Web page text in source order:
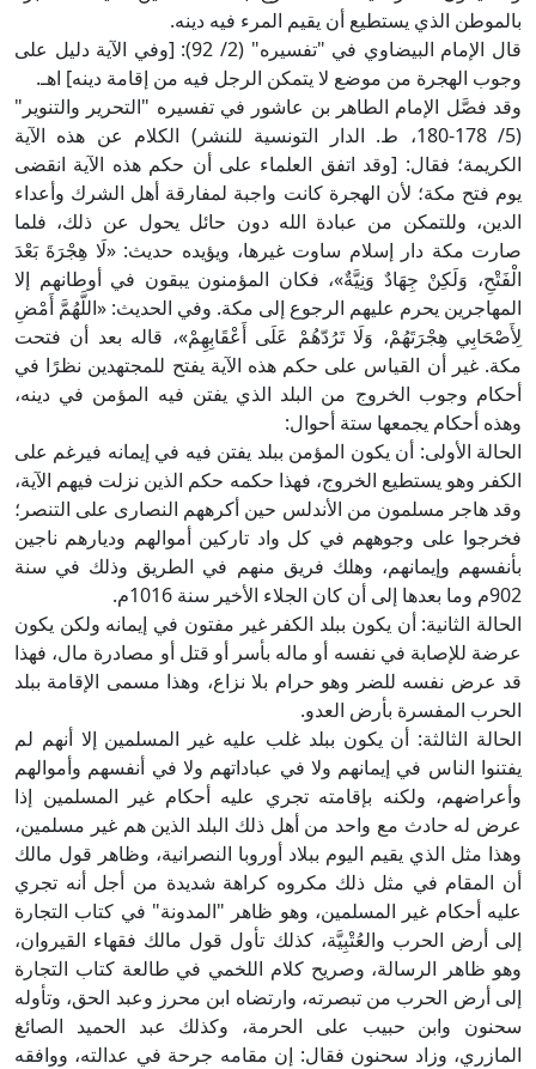
بالموطن الذي يستطيع أن يقيم المرء فيه دينه.
قال الإمام البيضاوي في "تفسيره" (2/ 92): [وفي الآية دليل على
وجوب الهجرة من موضع لا يتمكن الرجل فيه من إقامة دينه] اهـ.
وقد فصَّل الإمام الطاهر بن عاشور في تفسيره "التحرير والتنوير"
(5/ 178-180، ط. الدار التونسية للنشر) الكلام عن هذه الآية
الكريمة؛ فقال: [وقد اتفق العلماء على أن حكم هذه الآية انقضى
يوم فتح مكة؛ لأن الهجرة كانت واجبة لمفارقة أهل الشرك وأعداء
الدين، وللتمكن من عبادة الله دون حائل يحول عن ذلك، فلما
صارت مكة دار إسلام ساوت غيرها، ويؤيده حديث: «لَا هِجْرَةَ بَعْدَ
الْفَتْحِ، وَلَكِنْ جِهَادٌ وَنِيَّةٌ»، فكان المؤمنون يبقون في أوطانهم إلا
المهاجرين يحرم عليهم الرجوع إلى مكة. وفي الحديث: «اللَّهُمَّ أَمْضِ
لِأَصْحَابِي هِجْرَتَهُمْ، وَلَا تَرُدّهُمْ عَلَى أَعْقَابِهِمْ»، قاله بعد أن فتحت
مكة. غير أن القياس على حكم هذه الآية يفتح للمجتهدين نظرًا في
أحكام وجوب الخروج من البلد الذي يفتن فيه المؤمن في دينه،
وهذه أحكام يجمعها ستة أحوال:
الحالة الأولى: أن يكون المؤمن ببلد يفتن فيه في إيمانه فيرغم على
الكفر وهو يستطيع الخروج، فهذا حكمه حكم الذين نزلت فيهم الآية،
وقد هاجر مسلمون من الأندلس حين أكرههم النصارى على التنصر؛
فخرجوا على وجوههم في كل واد تاركين أموالهم وديارهم ناجين
بأنفسهم وإيمانهم، وهلك فريق منهم في الطريق وذلك في سنة
902م وما بعدها إلى أن كان الجلاء الأخير سنة 1016م.
الحالة الثانية: أن يكون ببلد الكفر غير مفتون في إيمانه ولكن يكون
عرضة للإصابة في نفسه أو ماله بأسر أو قتل أو مصادرة مال، فهذا
قد عرض نفسه للضر وهو حرام بلا نزاع، وهذا مسمى الإقامة ببلد
الحرب المفسرة بأرض العدو.
الحالة الثالثة: أن يكون ببلد غلب عليه غير المسلمين إلا أنهم لم
يفتنوا الناس في إيمانهم ولا في عباداتهم ولا في أنفسهم وأموالهم
وأعراضهم، ولكنه بإقامته تجري عليه أحكام غير المسلمين إذا
عرض له حادث مع واحد من أهل ذلك البلد الذين هم غير مسلمين،
وهذا مثل الذي يقيم اليوم ببلاد أوروبا النصرانية، وظاهر قول مالك
أن المقام في مثل ذلك مكروه كراهة شديدة من أجل أنه تجري
عليه أحكام غير المسلمين، وهو ظاهر "المدونة" في كتاب التجارة
إلى أرض الحرب والعُتْبِيَّة، كذلك تأول قول مالك فقهاء القيروان،
وهو ظاهر الرسالة، وصريح كلام اللخمي في طالعة كتاب التجارة
إلى أرض الحرب من تبصرته، وارتضاه ابن محرز وعبد الحق، وتأوله
سحنون وابن حبيب على الحرمة، وكذلك عبد الحميد الصائغ
المازري، وزاد سحنون فقال: إن مقامه جرحة في عدالته، ووافقه